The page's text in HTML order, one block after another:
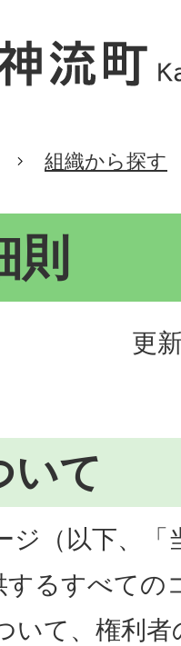
組織から探す
則
更
いて
ジ（以下、
るすべての
いて、権利